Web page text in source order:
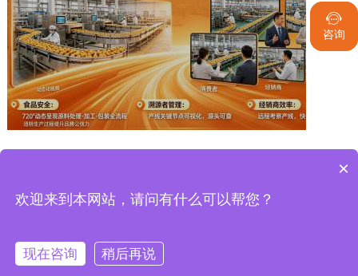
×
欢迎来到本网站，请问有什么可以帮您？
现在咨询 稍后再说

咨询

咨询
Copyright©2013-2022 厦门杉夏信息科技有限公司 版权所有
备15014021号